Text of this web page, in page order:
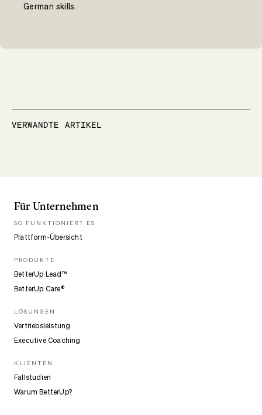
German skills.
VERWANDTE ARTIKEL
Für Unternehmen
SO FUNKTIONIERT ES
Plattform-Übersicht
PRODUKTE
BetterUp Lead™
BetterUp Care®
LÖSUNGEN
Vertriebsleistung
Executive Coaching
KLIENTEN
Fallstudien
Warum BetterUp?